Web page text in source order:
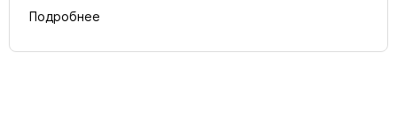
Подробнее